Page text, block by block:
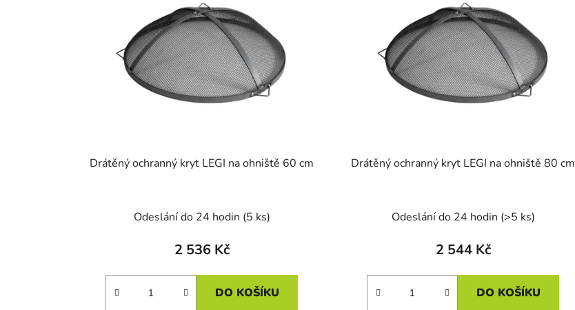
Drátěný ochranný kryt LEGI na ohniště 60 cm
Odeslání do 24 hodin (5 ks)
2 536 Kč
DO KOŠÍKU
Drátěný ochranný kryt LEGI na ohniště 80 cm
Odeslání do 24 hodin (>5 ks)
2 544 Kč
DO KOŠÍKU